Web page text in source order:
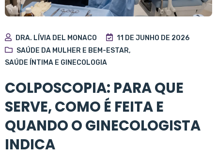
DRA. LÍVIA DEL MONACO
11 DE JUNHO DE 2026
SAÚDE DA MULHER E BEM-ESTAR,
SAÚDE ÍNTIMA E GINECOLOGIA
COLPOSCOPIA: PARA QUE
SERVE, COMO É FEITA E
QUANDO O GINECOLOGISTA
INDICA